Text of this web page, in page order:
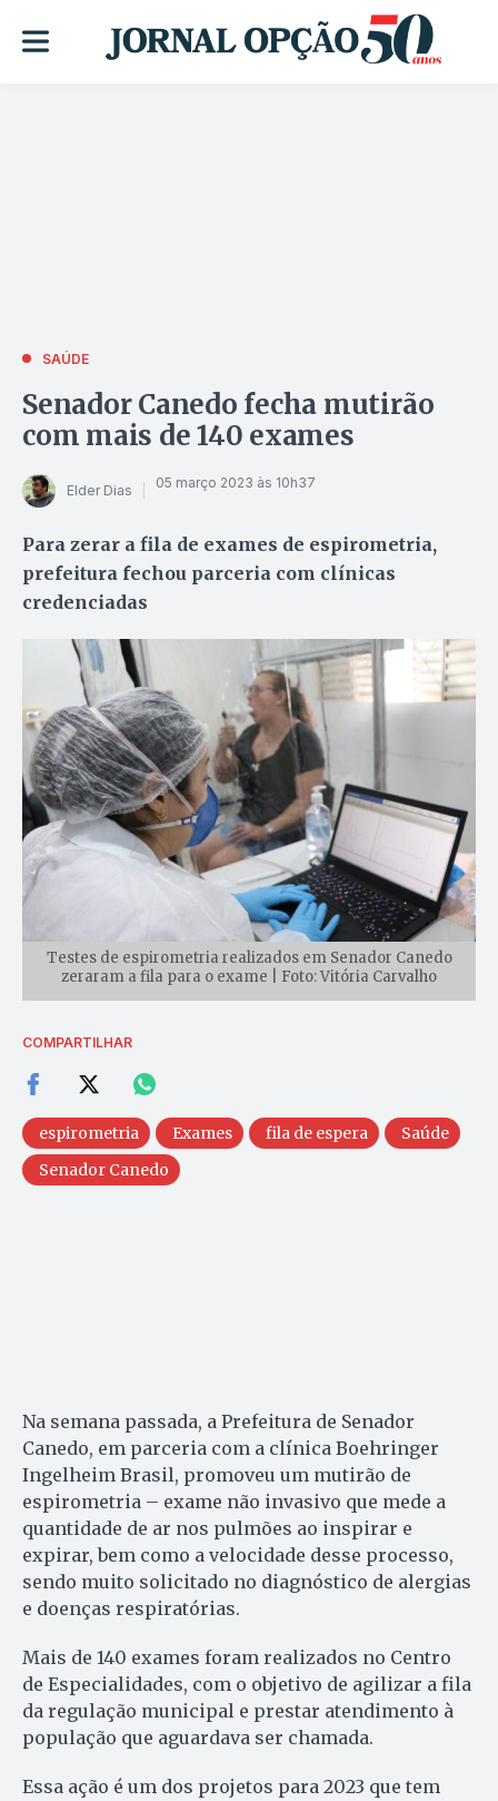
SAÚDE
Senador Canedo fecha mutirão
com mais de 140 exames
Elder Dias 05 março 2023 às 10h37
Para zerar a fila de exames de espirometria,
prefeitura fechou parceria com clínicas
credenciadas
Testes de espirometria realizados em Senador Canedo
zeraram a fila para o exame | Foto: Vitória Carvalho
COMPARTILHAR
espirometria Exames fila de espera
Saúde
Senador Canedo
Na semana passada, a Prefeitura de Senador
Canedo, em parceria com a clínica Boehringer
Ingelheim Brasil, promoveu um mutirão de
espirometria – exame não invasivo que mede a
quantidade de ar nos pulmões ao inspirar e
expirar, bem como a velocidade desse processo,
sendo muito solicitado no diagnóstico de alergias
e doenças respiratórias.
Mais de 140 exames foram realizados no Centro
de Especialidades, com o objetivo de agilizar a fila
da regulação municipal e prestar atendimento à
população que aguardava ser chamada.
Essa ação é um dos projetos para 2023 que tem